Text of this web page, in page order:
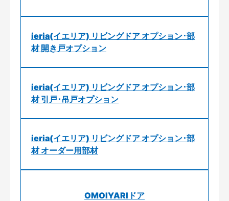
ieria(イエリア) リビングドア オプション･部
材 開き戸オプション
ieria(イエリア) リビングドア オプション･部
材 引戸･吊戸オプション
ieria(イエリア) リビングドア オプション･部
材 オーダー用部材
OMOIYARIドア